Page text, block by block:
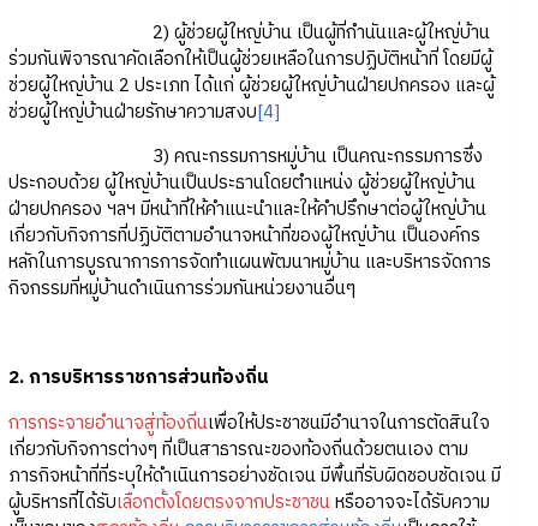
2) ผู้ช่วยผู้ใหญ่บ้าน เป็นผู้ที่กำนันและผู้ใหญ่บ้าน
ร่วมกันพิจารณาคัดเลือกให้เป็นผู้ช่วยเหลือในการปฏิบัติหน้าที่ โดยมีผู้
ช่วยผู้ใหญ่บ้าน 2 ประเภท ได้แก่ ผู้ช่วยผู้ใหญ่บ้านฝ่ายปกครอง และผู้
ช่วยผู้ใหญ่บ้านฝ่ายรักษาความสงบ[4]
3) คณะกรรมการหมู่บ้าน เป็นคณะกรรมการซึ่ง
ประกอบด้วย ผู้ใหญ่บ้านเป็นประธานโดยตำแหน่ง ผู้ช่วยผู้ใหญ่บ้าน
ฝ่ายปกครอง ฯลฯ มีหน้าที่ให้คำแนะนำและให้คำปรึกษาต่อผู้ใหญ่บ้าน
เกี่ยวกับกิจการที่ปฏิบัติตามอำนาจหน้าที่ของผู้ใหญ่บ้าน เป็นองค์กร
หลักในการบูรณาการการจัดทำแผนพัฒนาหมู่บ้าน และบริหารจัดการ
กิจกรรมที่หมู่บ้านดำเนินการร่วมกันหน่วยงานอื่นๆ
2. การบริหารราชการส่วนท้องถิ่น
การกระจายอำนาจสู่ท้องถิ่นเพื่อให้ประชาชนมีอำนาจในการตัดสินใจ
เกี่ยวกับกิจการต่างๆ ที่เป็นสาธารณะของท้องถิ่นด้วยตนเอง ตาม
ภารกิจหน้าที่ที่ระบุให้ดำเนินการอย่างชัดเจน มีพื้นที่รับผิดชอบชัดเจน มี
ผู้บริหารที่ได้รับเลือกตั้งโดยตรงจากประชาชนหรืออาจจะได้รับความ